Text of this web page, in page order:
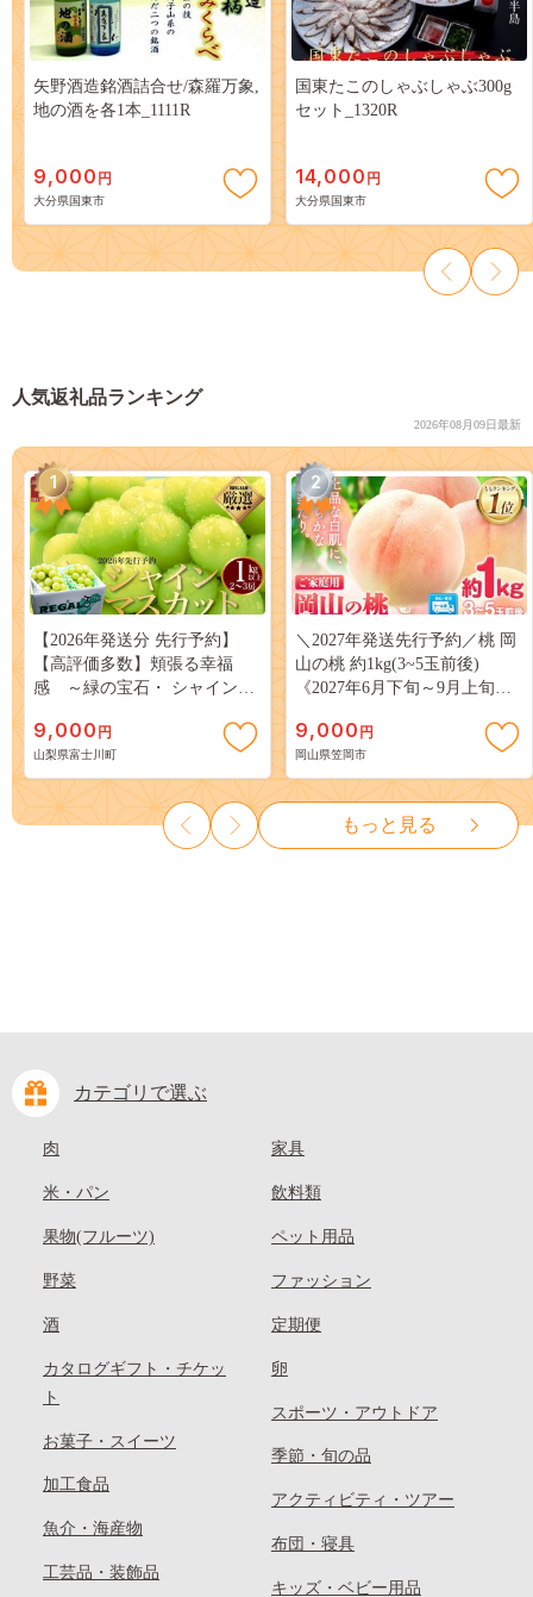
矢野酒造銘酒詰合せ/森羅万象,
地の酒を各1本_1111R
9,000 円
大分県国東市
国東たこのしゃぶしゃぶ300g
セット_1320R
14,000 円
大分県国東市
人気返礼品ランキング
2026年08月09日最新
1
【2026年発送分 先行予約】
【高評価多数】頬張る幸福
感 ～緑の宝石・ シャインマ
３房） フルーツ 山梨県産 果
物 くだもの シャイン マスカ
ット ぶどう ブドウ 葡萄 大粒
種なし 先行予約 富士川町
10000円 一万円 9000円 九千円
9,000 円
山梨県富士川町
2
＼2027年発送先行予約／桃 岡
山の桃 約1kg(3~5玉前後)
《2027年6月下旬～9月上旬頃
岡山 はくとう スイーツ フル
ーツ 果物 デザート 旬 モモ も
も 先行予約 送料無料 果物 岡
山県 笠岡市 清水白桃 白鳳 白
麗 クール便---
kasaoka_zsy_419_100---
9,000 円
岡山県笠岡市
もっと見る
カテゴリで選ぶ
肉
米・パン
果物(フルーツ)
野菜
酒
カタログギフト・チケッ
ト
お菓子・スイーツ
加工食品
魚介・海産物
工芸品・装飾品
家具
飲料類
ペット用品
ファッション
定期便
卵
スポーツ・アウトドア
季節・旬の品
アクティビティ・ツアー
布団・寝具
キッズ・ベビー用品